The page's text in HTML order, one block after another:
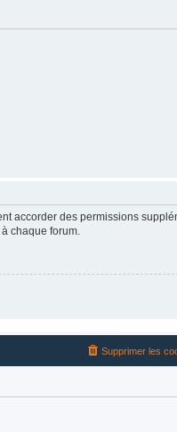
accorder des permissions
chaque forum.
Supprimer les